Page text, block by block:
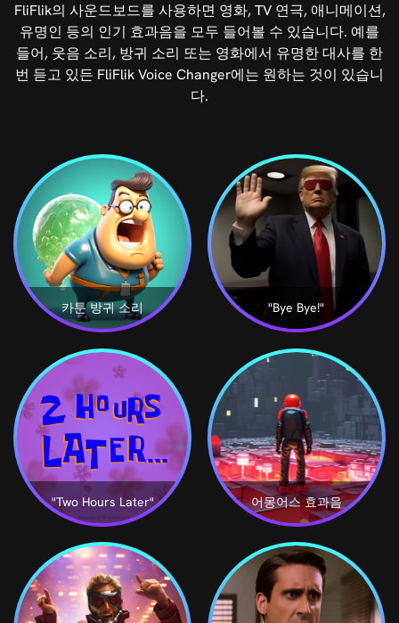
FliFlik의 사운드보드를 사용하면 영화, TV 연극, 애니메이션,
유명인 등의 인기 효과음을 모두 들어볼 수 있습니다. 예를
들어, 웃음 소리, 방귀 소리 또는 영화에서 유명한 대사를 한
번 듣고 있든 FliFlik Voice Changer에는 원하는 것이 있습니
다.
카툰 방귀 소리 "Bye Bye!"
"Two Hours Later" 어몽어스 효과음